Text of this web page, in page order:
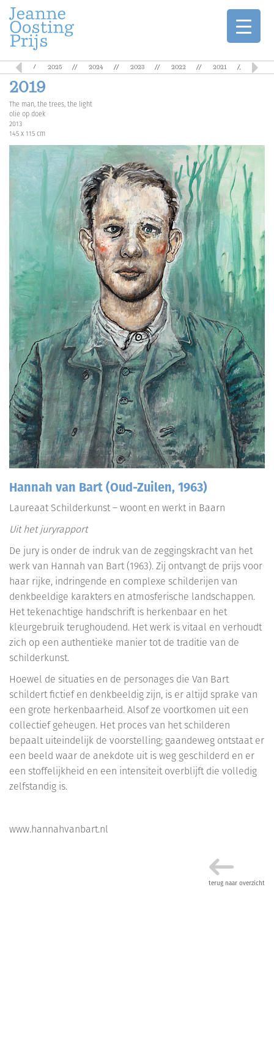
Skip
content
1970 2025 2024 2023 2022 2021 2020
2019
The man, the trees, the light
olie op doek
2013
145 x 115 cm
Hannah van Bart (Oud-Zuilen, 1963)
Laureaat Schilderkunst – woont en werkt in Baarn
Uit het juryrapport
De jury is onder de indruk van de zeggingskracht van het
werk van Hannah van Bart (1963). Zij ontvangt de prijs voor
haar rijke, indringende en complexe schilderijen van
denkbeeldige karakters en atmosferische landschappen.
Het tekenachtige handschrift is herkenbaar en het
kleurgebruik terughoudend. Het werk is vitaal en verhoudt
zich op een authentieke manier tot de traditie van de
schilderkunst.
Hoewel de situaties en de personages die Van Bart
schildert fictief en denkbeeldig zijn, is er altijd sprake van
een grote herkenbaarheid. Alsof ze voortkomen uit een
collectief geheugen. Het proces van het schilderen
bepaalt uiteindelijk de voorstelling; gaandeweg ontstaat er
een beeld waar de anekdote uit is weg geschilderd en er
een stoffelijkheid en een intensiteit overblijft die volledig
zelfstandig is.
www.hannahvanbart.nl
terug naar overzicht